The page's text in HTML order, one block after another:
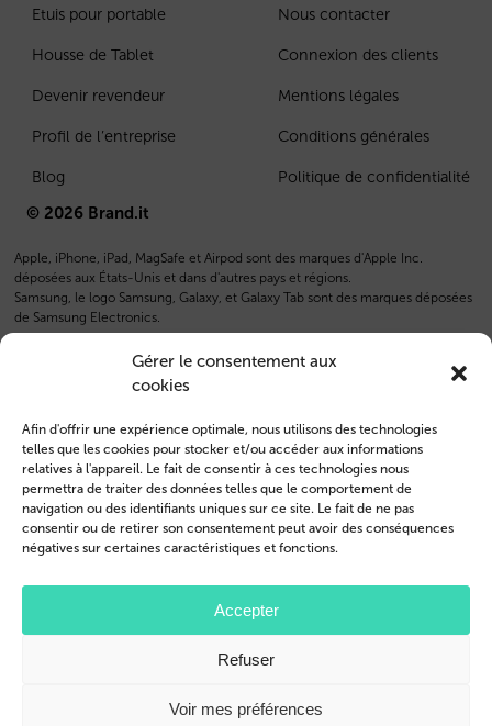
Gérer le consentement aux
cookies
Afin d'offrir une expérience optimale, nous utilisons des technologies
telles que les cookies pour stocker et/ou accéder aux informations
relatives à l'appareil. Le fait de consentir à ces technologies nous
permettra de traiter des données telles que le comportement de
navigation ou des identifiants uniques sur ce site. Le fait de ne pas
consentir ou de retirer son consentement peut avoir des conséquences
négatives sur certaines caractéristiques et fonctions.
Accepter
Refuser
Voir mes préférences
Etuis pour portable
Housse de Tablet
Devenir revendeur
Profil de l’entreprise
Blog
Nous contacter
Connexion des clients
Mentions légales
Conditions générales
Politique de confidentialité
© 2026 Brand.it
Apple, iPhone, iPad, MagSafe et Airpod sont des marques d'Apple Inc.
déposées aux États-Unis et dans d'autres pays et régions.
Samsung, le logo Samsung, Galaxy, et Galaxy Tab sont des marques déposées
de Samsung Electronics.